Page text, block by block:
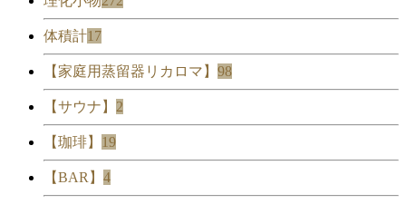
体積計17
【家庭用蒸留器リカロマ】 98
【サウナ】 2
【珈琲】 19
【BAR】 4